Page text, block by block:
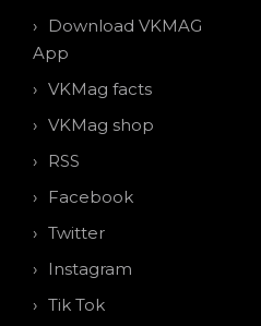
Download VKMAG
App
VKMag facts
VKMag shop
RSS
Facebook
Twitter
Instagram
Tik Tok